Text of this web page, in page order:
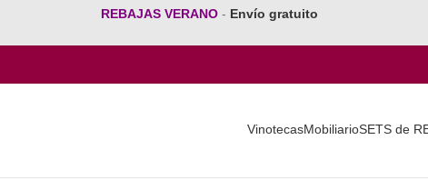
REBAJAS VERANO - Envío gratuito
VinotecasMobiliarioSETS de